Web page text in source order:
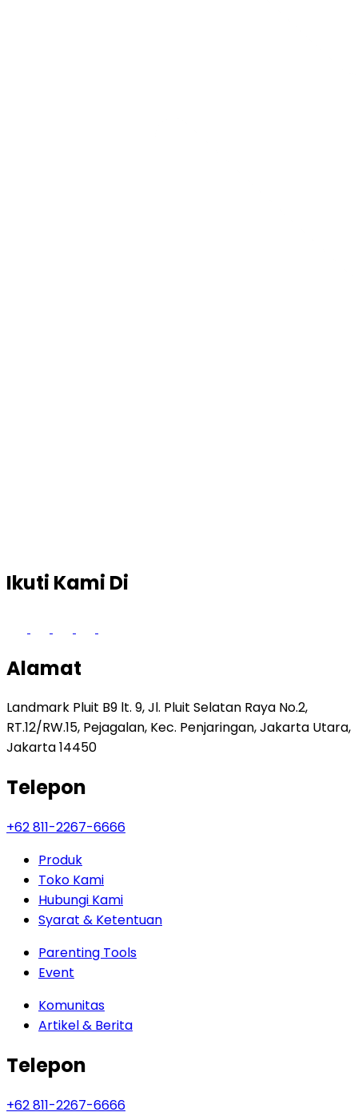
Ikuti Kami Di
Alamat
Landmark Pluit B9 lt. 9, Jl. Pluit Selatan Raya No.2,
RT.12/RW.15, Pejagalan, Kec. Penjaringan, Jakarta Utara,
Jakarta 14450
Telepon
+62 811-2267-6666
Produk
Toko Kami
Hubungi Kami
Syarat & Ketentuan
Parenting Tools
Event
Komunitas
Artikel & Berita
Telepon
+62 811-2267-6666